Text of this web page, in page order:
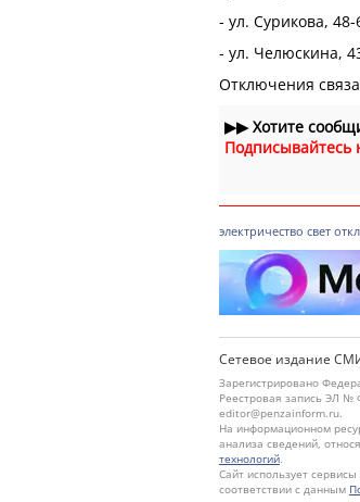
- ул. Сурикова,
- ул. Челюскина,
Отключения
▶▶Хотите
Подписывайтесь
электричество свет
Сетевое издание
Зарегистрировано
Реестровая запись ЭЛ №
editor@penzainform.ru.
На информационном
анализа сведений,
технологий.
Сайт использует
соответствии с данным